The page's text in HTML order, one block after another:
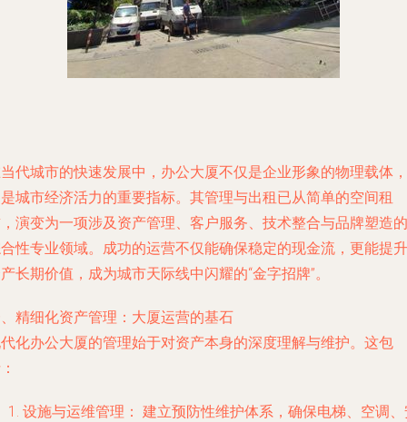
代城市的快速发展中，办公大厦不仅是企业形象的物理载体，
城市经济活力的重要指标。其管理与出租已从简单的空间租
演变为一项涉及资产管理、客户服务、技术整合与品牌塑造的
性专业领域。成功的运营不仅能确保稳定的现金流，更能提升
长期价值，成为城市天际线中闪耀的“金字招牌”。
精细化资产管理：大厦运营的基石
化办公大厦的管理始于对资产本身的深度理解与维护。这包
设施与运维管理： 建立预防性维护体系，确保电梯、空调